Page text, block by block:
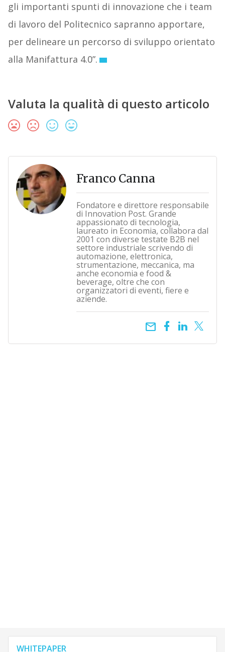
gli importanti spunti di innovazione che i team
di lavoro del Politecnico sapranno apportare,
per delineare un percorso di sviluppo orientato
alla Manifattura 4.0”.
Valuta la qualità di questo articolo
Franco Canna
Fondatore e direttore responsabile
di Innovation Post. Grande
appassionato di tecnologia,
laureato in Economia, collabora dal
2001 con diverse testate B2B nel
settore industriale scrivendo di
automazione, elettronica,
strumentazione, meccanica, ma
anche economia e food &
beverage, oltre che con
organizzatori di eventi, fiere e
aziende.
email
WHITEPAPER